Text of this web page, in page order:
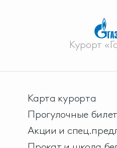
Курорт
Карта курорта
Прогулочные
Акции и